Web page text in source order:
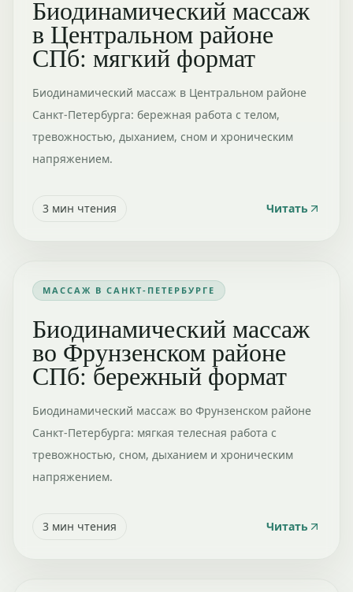
Биодинамический массаж
в Центральном районе
СПб: мягкий формат
Биодинамический массаж в Центральном районе
Санкт-Петербурга: бережная работа с телом,
тревожностью, дыханием, сном и хроническим
напряжением.
3 мин чтения Читать
МАССАЖ В САНКТ-ПЕТЕРБУРГЕ
Биодинамический массаж
во Фрунзенском районе
СПб: бережный формат
Биодинамический массаж во Фрунзенском районе
Санкт-Петербурга: мягкая телесная работа с
тревожностью, сном, дыханием и хроническим
напряжением.
3 мин чтения Читать